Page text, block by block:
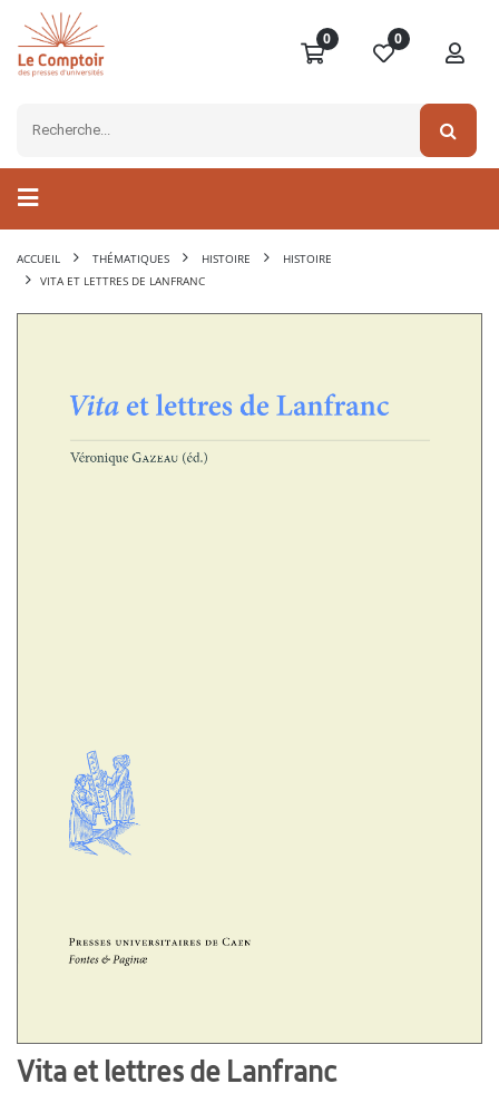
0 0
ACCUEIL THÉMATIQUES HISTOIRE
HISTOIRE
VITA ET LETTRES DE LANFRANC
Vita et lettres de Lanfranc